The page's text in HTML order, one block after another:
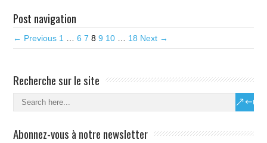
Post navigation
← Previous 1 6 7 8 9 10 18 Next →
Recherche sur le site
Abonnez-vous à notre newsletter